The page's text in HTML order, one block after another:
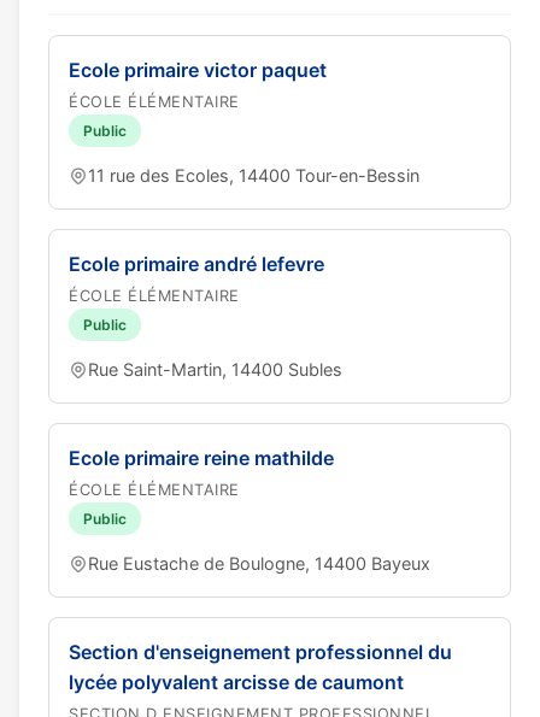
Ecole primaire victor paquet
ÉCOLE ÉLÉMENTAIRE
Public
11 rue des Ecoles, 14400 Tour-en-Bessin
Ecole primaire andré lefevre
ÉCOLE ÉLÉMENTAIRE
Public
Rue Saint-Martin, 14400 Subles
Ecole primaire reine mathilde
ÉCOLE ÉLÉMENTAIRE
Public
Rue Eustache de Boulogne, 14400 Bayeux
Section d'enseignement professionnel du
lycée polyvalent arcisse de caumont